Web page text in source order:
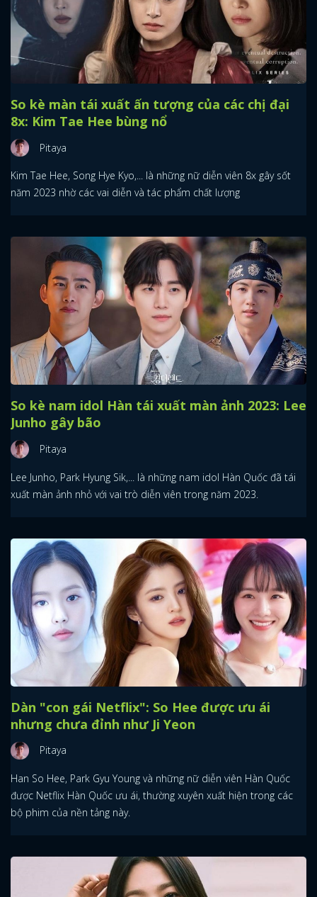
So kè màn tái xuất ấn tượng của các chị đại
8x: Kim Tae Hee bùng nổ
Pitaya
Kim Tae Hee, Song Hye Kyo,... là những nữ diễn viên 8x gây sốt
năm 2023 nhờ các vai diễn và tác phẩm chất lượng
So kè nam idol Hàn tái xuất màn ảnh 2023: Lee
Junho gây bão
Pitaya
Lee Junho, Park Hyung Sik,... là những nam idol Hàn Quốc đã tái
xuất màn ảnh nhỏ với vai trò diễn viên trong năm 2023.
Dàn "con gái Netflix": So Hee được ưu ái
nhưng chưa đỉnh như Ji Yeon
Pitaya
Han So Hee, Park Gyu Young và những nữ diễn viên Hàn Quốc
được Netflix Hàn Quốc ưu ái, thường xuyên xuất hiện trong các
bộ phim của nền tảng này.